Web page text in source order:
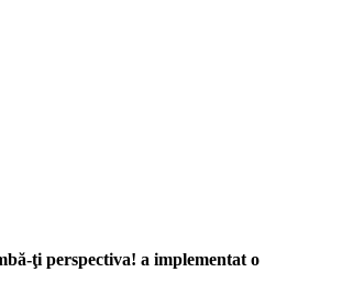
ţi perspectiva! a implementat o